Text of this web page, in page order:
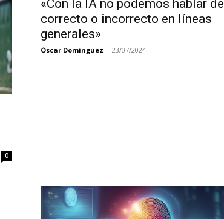
0
«Con la IA no podemos hablar de
correcto o incorrecto en líneas
generales»
Óscar Domínguez - 23/07/2024